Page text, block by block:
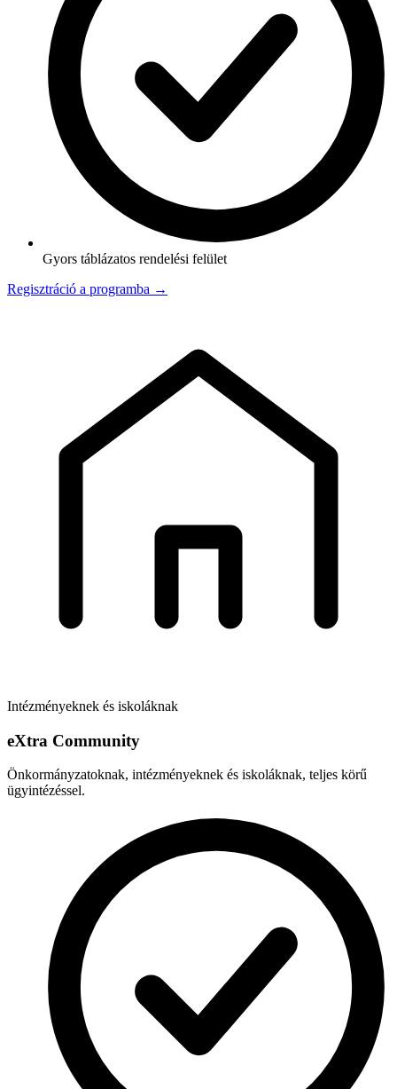
Gyors táblázatos rendelési felület
Regisztráció a programba →
Intézményeknek és iskoláknak
eXtra Community
Önkormányzatoknak, intézményeknek és iskoláknak, teljes körű
ügyintézéssel.